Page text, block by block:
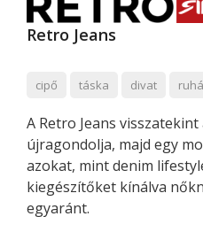
Retro Jeans
cipő táska divat
A Retro Jeans
újragondolja, majd egy
azokat, mint denim
kiegészítőket kínálva
egyaránt.